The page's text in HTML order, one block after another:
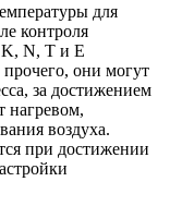
для
контроля
K, N, T и E
они могут
за достижением
нагревом,
воздуха.
при достижении